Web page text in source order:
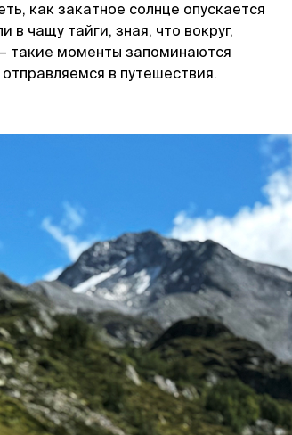
как закатное солнце опускается
в чащу тайги, зная, что вокруг,
такие моменты запоминаются
в путешествия.